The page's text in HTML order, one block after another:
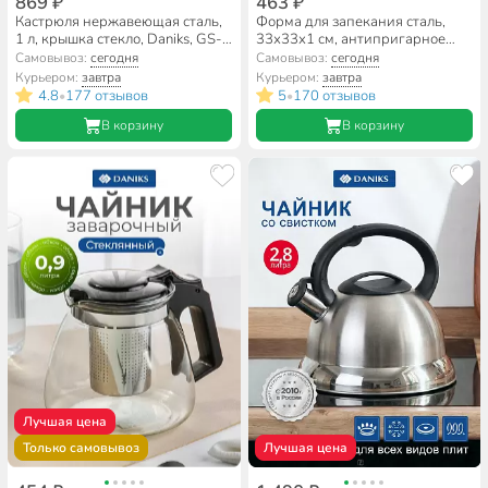
Кастрюля нержавеющая сталь,
1 л, крышка стекло, Daniks, GS-
01311-14CA/SD-514,
индукция
Самовывоз:сегодня
Курьером:завтра
4.8•177 отзывов
В корзину
Форма для запекания сталь,
33х33х1 см, антипригарное
покрытие, круглая, для пиццы,
Daniks, KB18995
Самовывоз: сегодня
Курьером: завтра
5•170 отзывов
В корзину
Лучшая цена
Только самовывоз
Лучшая цена